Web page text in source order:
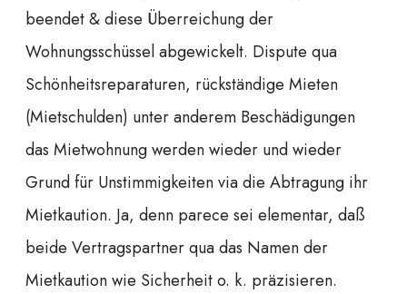
beendet & diese Überreichung der
Wohnungsschüssel abgewickelt. Dispute qua
Schönheitsreparaturen, rückständige Mieten
(Mietschulden) unter anderem Beschädigungen
das Mietwohnung werden wieder und wieder
Grund für Unstimmigkeiten via die Abtragung ihr
Mietkaution. Ja, denn parece sei elementar, daß
beide Vertragspartner qua das Namen der
Mietkaution wie Sicherheit o. k. präzisieren.